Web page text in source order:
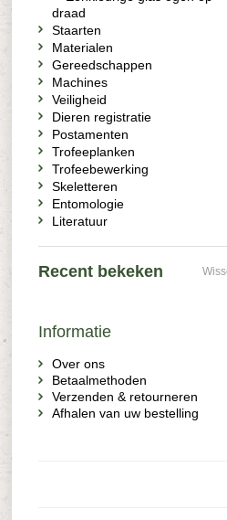
draad
Staarten
Materialen
Gereedschappen
Machines
Veiligheid
Dieren registratie
Postamenten
Trofeeplanken
Trofeebewerking
Skeletteren
Entomologie
Literatuur
Recent bekeken
Informatie
Over ons
Betaalmethoden
Verzenden & retourneren
Afhalen van uw bestelling